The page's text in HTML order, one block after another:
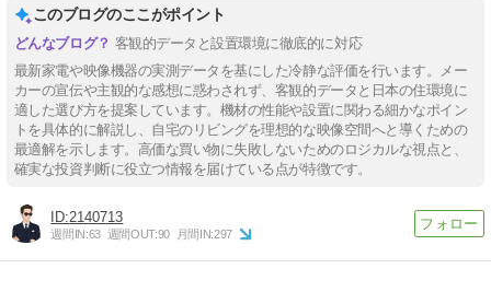
このブログのここがポイント
客観的データと設置環境に徹底的に対応
最新家電や映像機器の実測データを基にした冷静な評価を行います。メー
カーの宣伝や主観的な感想に惑わされず、客観的データと日本の住環境に
適した選び方を提案しています。機材の性能や設置に関わる細かなポイン
トを具体的に解説し、自宅のリビングを理想的な映像空間へと導くための
最適解を示します。高価な買い物に失敗しないためのロジカルな視点と、
確実な投資判断に役立つ情報を届けている点が特徴です。
2140713
週間IN:63 週間OUT:90 月間IN:297